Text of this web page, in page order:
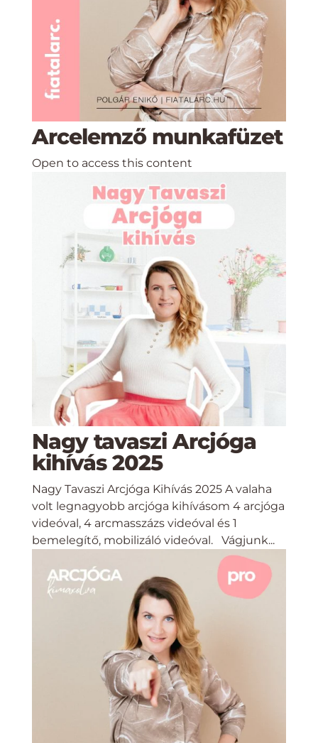
Arcelemző munkafüzet
Open to access this content
Nagy tavaszi Arcjóga
kihívás 2025
Nagy Tavaszi Arcjóga Kihívás 2025 A valaha
volt legnagyobb arcjóga kihívásom 4 arcjóga
videóval, 4 arcmasszázs videóval és 1
bemelegítő, mobilizáló videóval. Vágjunk...